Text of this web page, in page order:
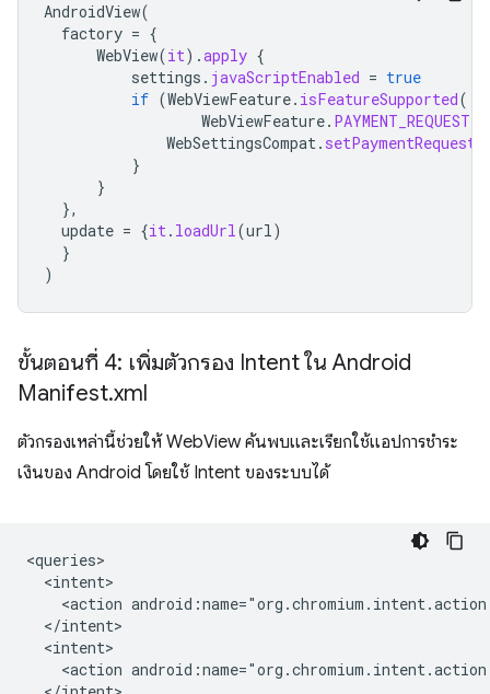
AndroidView(
factory = {
WebView(it).apply {
settings . javaScriptEnabled = true
if (WebViewFeature. isFeatureSupported(
WebViewFeature. PAYMENT_REQUEST
WebSettingsCompat.
}
}
},
update = {it. loadUrl(url)
}
)
ขั้นตอนที่ 4: เพิ่มตัวกรอง Intent ใน Android
Manifest.xml
ตัวกรองเหล่านี้ช่วยให้ WebView ค้นพบและเรียกใช้แอปการชำระ
เงินของ Android โดยใช้ Intent ของระบบได้
<action
<action